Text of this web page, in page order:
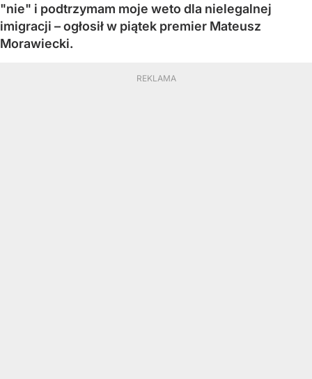
"nie" i podtrzymam moje weto dla nielegalnej
imigracji – ogłosił w piątek premier Mateusz
Morawiecki.